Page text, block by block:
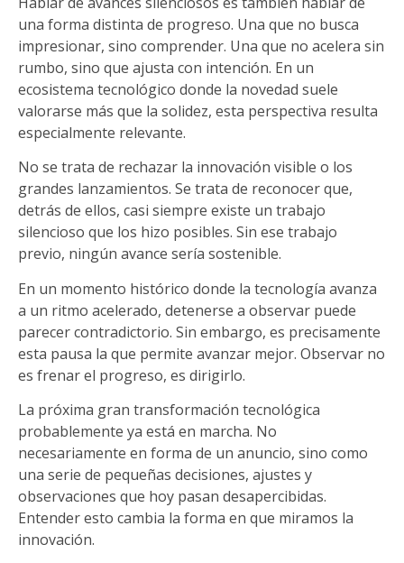
una forma distinta de progreso. Una que no busca
impresionar, sino comprender. Una que no acelera sin
rumbo, sino que ajusta con intención. En un
ecosistema tecnológico donde la novedad suele
valorarse más que la solidez, esta perspectiva resulta
especialmente relevante.
No se trata de rechazar la innovación visible o los
grandes lanzamientos. Se trata de reconocer que,
detrás de ellos, casi siempre existe un trabajo
silencioso que los hizo posibles. Sin ese trabajo
previo, ningún avance sería sostenible.
En un momento histórico donde la tecnología avanza
a un ritmo acelerado, detenerse a observar puede
parecer contradictorio. Sin embargo, es precisamente
esta pausa la que permite avanzar mejor. Observar no
es frenar el progreso, es dirigirlo.
La próxima gran transformación tecnológica
probablemente ya está en marcha. No
necesariamente en forma de un anuncio, sino como
una serie de pequeñas decisiones, ajustes y
observaciones que hoy pasan desapercibidas.
Entender esto cambia la forma en que miramos la
innovación.